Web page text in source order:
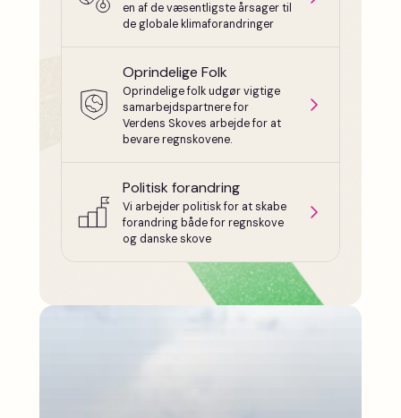
en af de væsentligste årsager til
de globale klimaforandringer
Oprindelige Folk
Oprindelige folk udgør vigtige
samarbejdspartnere for
Verdens Skoves arbejde for at
bevare regnskovene.
Politisk forandring
Vi arbejder politisk for at skabe
forandring både for regnskove
og danske skove